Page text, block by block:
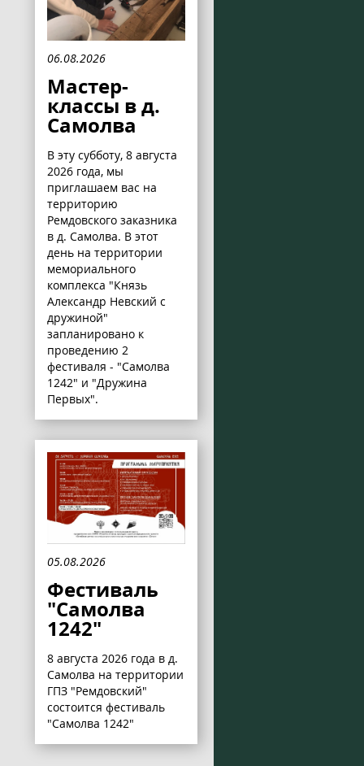
06.08.2026
Мастер-
классы в д.
Самолва
В эту субботу, 8 августа
2026 года, мы
приглашаем вас на
территорию
Ремдовского заказника
в д. Самолва. В этот
день на территории
мемориального
комплекса "Князь
Александр Невский с
дружиной"
запланировано к
проведению 2
фестиваля - "Самолва
1242" и "Дружина
Первых".
05.08.2026
Фестиваль
"Самолва
1242"
8 августа 2026 года в д.
Самолва на территории
ГПЗ "Ремдовский"
состоится фестиваль
"Самолва 1242"